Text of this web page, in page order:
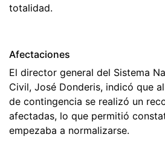
totalidad.
Afectaciones
El director general del Sistema
Civil, José Donderis, indicó que
de contingencia se realizó un
afectadas, lo que permitió
empezaba a normalizarse.